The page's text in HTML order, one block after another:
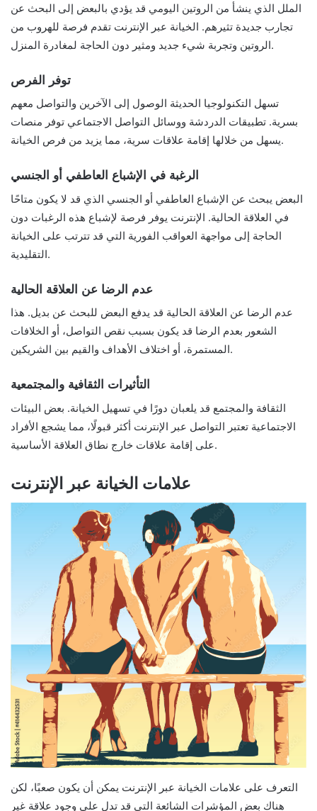
الملل الذي ينشأ من الروتين اليومي قد يؤدي بالبعض إلى البحث عن
تجارب جديدة تثيرهم. الخيانة عبر الإنترنت تقدم فرصة للهروب من
الروتين وتجربة شيء جديد ومثير دون الحاجة لمغادرة المنزل.
توفر الفرص
تسهل التكنولوجيا الحديثة الوصول إلى الآخرين والتواصل معهم
بسرية. تطبيقات الدردشة ووسائل التواصل الاجتماعي توفر منصات
يسهل من خلالها إقامة علاقات سرية، مما يزيد من فرص الخيانة.
الرغبة في الإشباع العاطفي أو الجنسي
البعض يبحث عن الإشباع العاطفي أو الجنسي الذي قد لا يكون متاحًا
في العلاقة الحالية. الإنترنت يوفر فرصة لإشباع هذه الرغبات دون
الحاجة إلى مواجهة العواقب الفورية التي قد تترتب على الخيانة
التقليدية.
عدم الرضا عن العلاقة الحالية
عدم الرضا عن العلاقة الحالية قد يدفع البعض للبحث عن بديل. هذا
الشعور بعدم الرضا قد يكون بسبب نقص التواصل، أو الخلافات
المستمرة، أو اختلاف الأهداف والقيم بين الشريكين.
التأثيرات الثقافية والمجتمعية
الثقافة والمجتمع قد يلعبان دورًا في تسهيل الخيانة. بعض البيئات
الاجتماعية تعتبر التواصل عبر الإنترنت أكثر قبولًا، مما يشجع الأفراد
على إقامة علاقات خارج نطاق العلاقة الأساسية.
علامات الخيانة عبر الإنترنت
التعرف على علامات الخيانة عبر الإنترنت يمكن أن يكون صعبًا، لكن
هناك بعض المؤشرات الشائعة التي قد تدل على وجود علاقة غير